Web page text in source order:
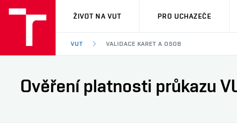
VUT
ŽIVOT NA VUT PRO UCHAZEČE
VUT VALIDACE KARET A OSOB
Ověření platnosti průkazu